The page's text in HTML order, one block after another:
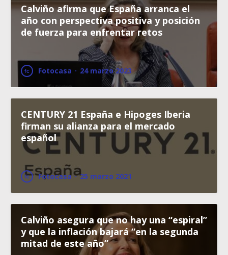
Calviño afirma que España arranca el
año con perspectiva positiva y posición
de fuerza para enfrentar retos
Fotocasa · 24 marzo 2023
CENTURY 21 España e Hipoges Iberia
firman su alianza para el mercado
español
Fotocasa · 25 marzo 2021
Calviño asegura que no hay una “espiral”
y que la inflación bajará “en la segunda
mitad de este año”